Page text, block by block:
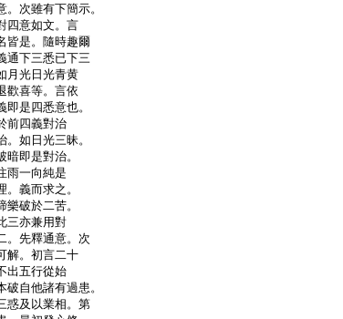
次雖有下簡示。
四意如文。言
皆是。隨時趣爾
通下三悉已下三
月光日光青黄
歡喜等。言依
是四悉意也。
前四義對治
如日光三昧。
即是對治。
雨一向純是
義而求之。
破於二苦。
三亦兼用對
。先釋通意。次
解。初言二十
出五行從始
自他諸有過患。
惑及以業相。第